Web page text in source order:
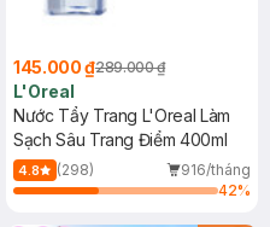
145.000 ₫289.000 ₫
L'Oreal
Nước Tẩy Trang L'Oreal Làm
Sạch Sâu Trang Điểm 400ml
4.8 (298)
916/tháng
42%